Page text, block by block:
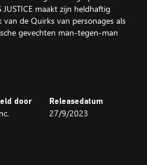
maakt zijn heldhaftig
de Quirks van personages als
gevechten man-tegen-man
Edition en Deluxe Edition
de vorige game te ontvangen,
MY HERO ONE'S JUSTICE.
door Releasedatum
27/9/2023